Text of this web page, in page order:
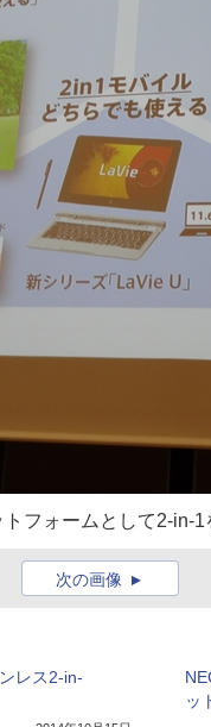
フォームとして2-in-1
次の画像
レス2-in-
ッ